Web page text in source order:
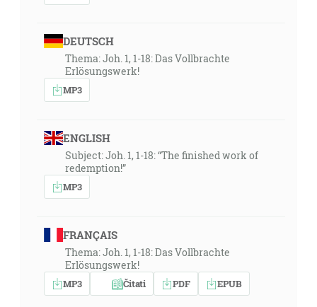
DEUTSCH
Thema: Joh. 1, 1-18: Das Vollbrachte
Erlösungswerk!
MP3
ENGLISH
Subject: Joh. 1, 1-18: “The finished work of
redemption!”
MP3
FRANÇAIS
Thema: Joh. 1, 1-18: Das Vollbrachte
Erlösungswerk!
MP3 Čitati PDF EPUB